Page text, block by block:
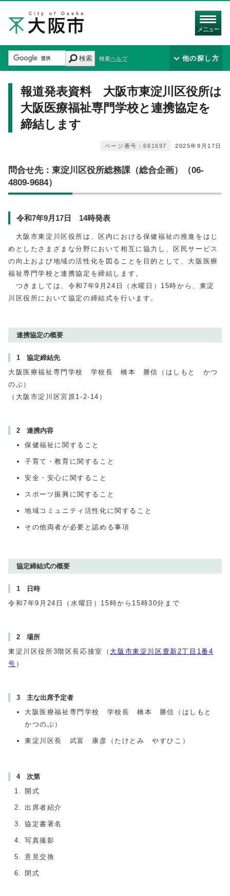
メニュー
検索 検索ヘルプ 他の探し方
報道発表資料 大阪市東淀川区役所は
大阪医療福祉専門学校と連携協定を
締結します
2025年9月17日
ページ番号：661697
問合せ先：東淀川区役所総務課（総合企画）（06-
4809-9684）
令和7年9月17日 14時発表
大阪市東淀川区役所は、区内における保健福祉の推進をはじ
めとしたさまざまな分野において相互に協力し、区民サービス
の向上および地域の活性化を図ることを目的として、大阪医療
福祉専門学校と連携協定を締結します。
つきましては、令和7年9月24日（水曜日）15時から、東淀
川区役所において協定の締結式を行います。
連携協定の概要
1 協定締結先
大阪医療福祉専門学校 学校長 橋本 勝信（はしもと かつ
のぶ）
（大阪市淀川区宮原1-2-14）
2 連携内容
保健福祉に関すること
子育て・教育に関すること
安全・安心に関すること
スポーツ振興に関すること
地域コミュニティ活性化に関すること
その他両者が必要と認める事項
協定締結式の概要
1 日時
令和7年9月24日（水曜日）15時から15時30分まで
2 場所
東淀川区役所3階区長応接室（ 大阪市東淀川区豊新2丁目1番4
号 ）
3 主な出席予定者
大阪医療福祉専門学校 学校長 橋本 勝信（はしもと
かつのぶ）
東淀川区長 武富 康彦（たけとみ やすひこ）
4 次第
開式
出席者紹介
協定書署名
写真撮影
意見交換
閉式